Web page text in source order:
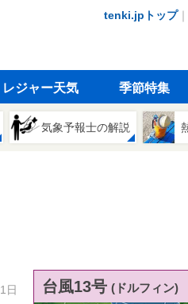
tenki.jpトップ｜
レジャー天気 季節特集
気象予報士の解説
日 台風13号 (ドルフィン)